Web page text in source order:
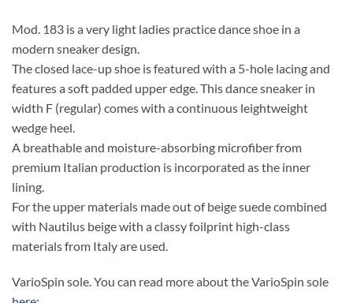
Mod. 183 is a very light ladies practice dance shoe in a
modern sneaker design.
The closed lace-up shoe is featured with a 5-hole lacing and
features a soft padded upper edge. This dance sneaker in
width F (regular) comes with a continuous leightweight
wedge heel.
A breathable and moisture-absorbing microfiber from
premium Italian production is incorporated as the inner
lining.
For the upper materials made out of beige suede combined
with Nautilus beige with a classy foilprint high-class
materials from Italy are used.
VarioSpin sole. You can read more about the VarioSpin sole